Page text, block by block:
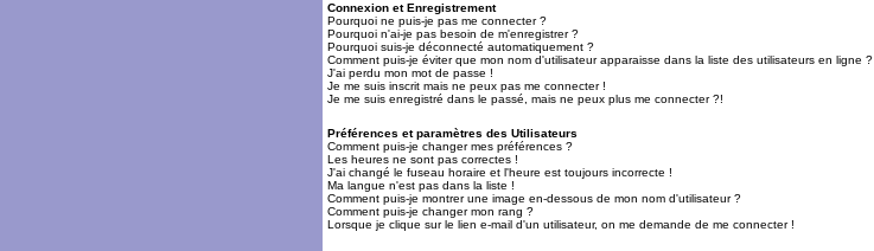
Connexion et Enregistrement
Pourquoi ne puis-je pas me connecter ?
Pourquoi n'ai-je pas besoin de m'enregistrer ?
Pourquoi suis-je déconnecté automatiquement ?
Comment puis-je éviter que mon nom d'utilisateur apparaisse dans la liste des utilisateurs en ligne ?
J'ai perdu mon mot de passe !
Je me suis inscrit mais ne peux pas me connecter !
Je me suis enregistré dans le passé, mais ne peux plus me connecter ?!
Préférences et paramètres des Utilisateurs
Comment puis-je changer mes préférences ?
Les heures ne sont pas correctes !
J'ai changé le fuseau horaire et l'heure est toujours incorrecte !
Ma langue n'est pas dans la liste !
Comment puis-je montrer une image en-dessous de mon nom d'utilisateur ?
Comment puis-je changer mon rang ?
Lorsque je clique sur le lien e-mail d'un utilisateur, on me demande de me connecter !